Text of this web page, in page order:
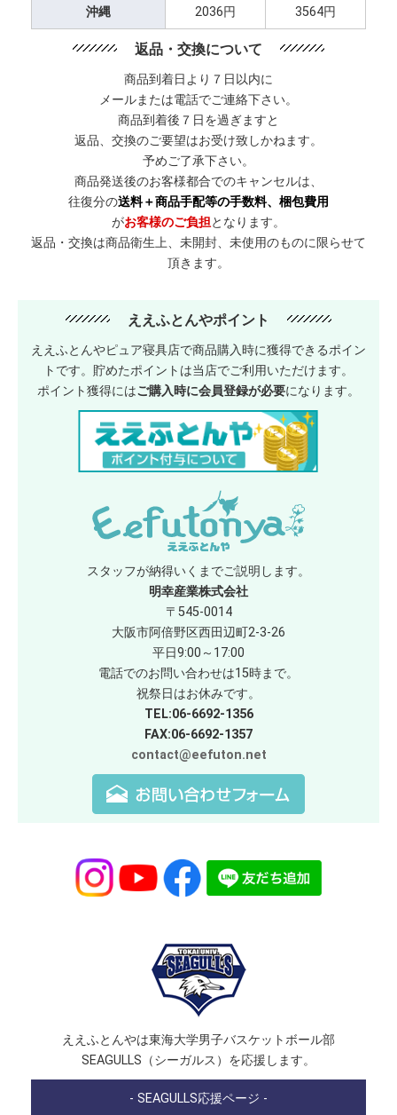
沖縄 2036円 3564円
返品・交換について
商品到着日より７日以内に
メールまたは電話でご連絡下さい。
商品到着後７日を過ぎますと
返品、交換のご要望はお受け致しかねます。
予めご了承下さい。
商品発送後のお客様都合でのキャンセルは、
往復分の送料＋商品手配等の手数料、梱包費用
がお客様のご負担となります。
返品・交換は商品衛生上、未開封、未使用のものに限らせて
頂きます。
ええふとんやポイント
ええふとんやピュア寝具店で商品購入時に獲得できるポイン
トです。貯めたポイントは当店でご利用いただけます。
ポイント獲得にはご購入時に会員登録が必要になります。
スタッフが納得いくまでご説明します。
明幸産業株式会社
〒545-0014
大阪市阿倍野区西田辺町2-3-26
平日9:00～17:00
電話でのお問い合わせは15時まで。
祝祭日はお休みです。
TEL:06-6692-1356
FAX:06-6692-1357
contact@eefuton.net
ええふとんやは東海大学男子バスケットボール部
SEAGULLS（シーガルス）を応援します。
- SEAGULLS応援ページ -